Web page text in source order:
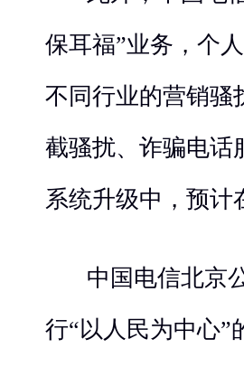
保耳福”业务，个
不同行业的营销骚
截骚扰、诈骗电话
系统升级中，预计
中国电信北京
行“以人民为中心”